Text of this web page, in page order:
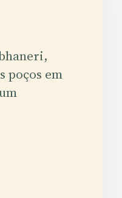
poços em